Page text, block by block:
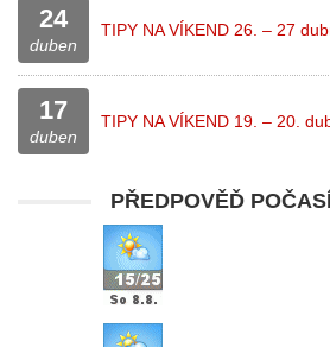
24
duben
TIPY NA VÍKEND 26. – 27
17
duben
TIPY NA VÍKEND 19. – 20.
PŘEDPOVĚĎ